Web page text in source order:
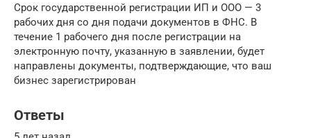
Срок государственной регистрации ИП и ООО — 3
рабочих дня со дня подачи документов в ФНС. В
течение 1 рабочего дня после регистрации на
электронную почту, указанную в заявлении, будет
направлены документы, подтверждающие, что ваш
бизнес зарегистрирован
Ответы